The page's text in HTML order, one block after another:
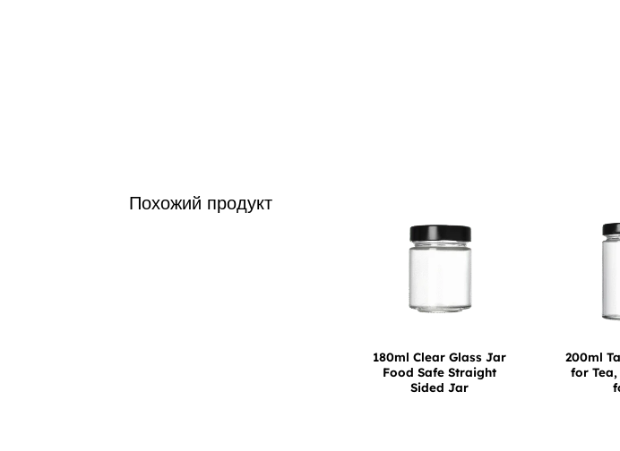
Похожий продукт
180ml Clear Glass Jar
Food Safe Straight
Sided Jar
200ml
for Tea,